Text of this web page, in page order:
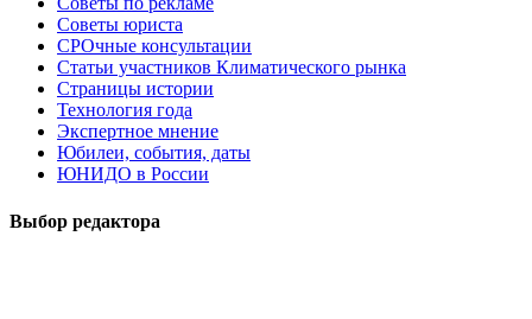
Советы юриста
СРОчные консультации
Статьи участников Климатического рынка
Страницы истории
Технология года
Экспертное мнение
Юбилеи, события, даты
ЮНИДО в России
Выбор редактора